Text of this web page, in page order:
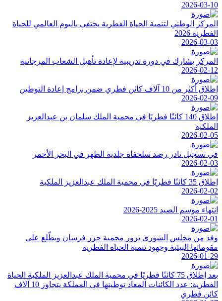
2026-03-10
المركز الوطني لتنمية الحياة الفطرية يحتفي باليوم العالمي للحياة
الفطرية 2026
2026-03-03
المركز يشارك في دورة تدريبية لإعادة تأهيل الشعاب المرجانية
2026-02-12
إطلاق أكثر من 10 آلاف كائن فطري ضمن برامج إعادة التوطين
2026-02-09
إطلاق 140 كائنًا فطريًا في محمية الملك سلمان بن عبدالعزيز
الملكية
2026-02-05
في تسجيل نادر رصد سلحفاة جلدية الظهر في البحر الأحمر
2026-02-03
إطلاق 35 كائنًا فطريًا في محمية الملك عبدالعزيز الملكية
2026-02-02
انتهاء موسم الصيد 2025-2026
2026-02-01
وفد من مجلس الشورى يزور محمية جزر فرسان ويطّلع على
مقوماتها البيئية وجهود تنمية الحياة الفطرية
2026-01-29
بعد إطلاق 75 كائنًا فطريًا في محمية الملك عبدالعزيز الملكية الحياة
الفطرية: عدد الكائنات المعاد توطينها في المملكة يتجاوز 10 آلاف
كائن فطري